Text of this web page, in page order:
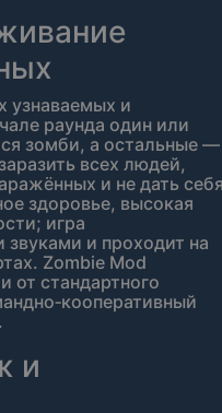
узнаваемых и
раунда один или
зомби, а остальные —
всех людей,
и не дать
здоровье, высокая
игра
и проходит на
Zombie Mod
от стандартного
и